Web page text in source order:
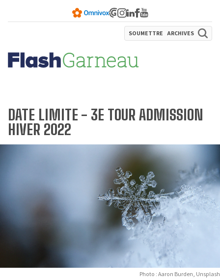
SOUMETTRE ARCHIVES
DATE LIMITE - 3E TOUR ADMISSION
HIVER 2022
Photo : Aaron Burden, Unsplash